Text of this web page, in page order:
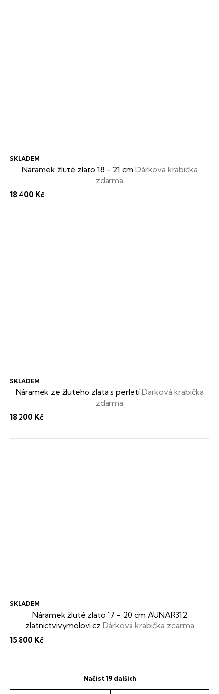
Náramek žluté zlato 18 - 21 cm Dárková krabička
zdarma
SKLADEM
18 400 Kč
Náramek ze žlutého zlata s perletí Dárková krabička
zdarma
SKLADEM
18 200 Kč
Náramek žluté zlato 17 - 20 cm AUNAR312
zlatnictvivymolovi.cz Dárková krabička zdarma
SKLADEM
15 800 Kč
Načíst 19 dalších